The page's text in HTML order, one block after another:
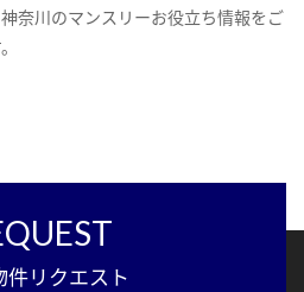
奈川のマンスリーお役立ち情報をご
件リクエスト